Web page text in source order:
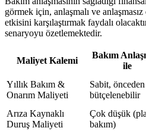
görmek için, anlaşmalı ve
etkisini karşılaştırmak faydalı
senaryoyu özetlemektedir.
Maliyet Kalemi
Bakım
ile
Yıllık Bakım &
Onarım Maliyeti
Sabit, önceden
bütçelenebilir
Arıza Kaynaklı
Duruş Maliyeti
Çok düşük
bakım)